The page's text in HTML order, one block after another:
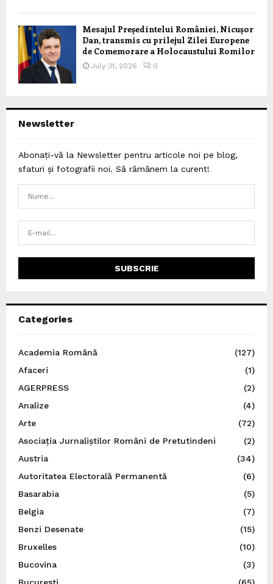
Mesajul Președintelui României, Nicușor
Dan, transmis cu prilejul Zilei Europene
de Comemorare a Holocaustului Romilor
July 31, 2026 0
Newsletter
Abonați-vă la Newsletter pentru articole noi pe blog,
sfaturi și fotografii noi. Să rămânem la curent!
Categories
Academia Română
(127)
Afaceri
(1)
AGERPRESS
(2)
Analize
(4)
Arte
(72)
Asociația Jurnaliștilor Români de Pretutindeni
(2)
Austria
(34)
Autoritatea Electorală Permanentă
(6)
Basarabia
(5)
Belgia
(7)
Benzi Desenate
(15)
Bruxelles
(10)
Bucovina
(3)
București
(65)